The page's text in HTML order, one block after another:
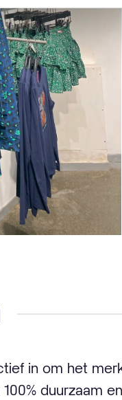
in om het
duurzaam